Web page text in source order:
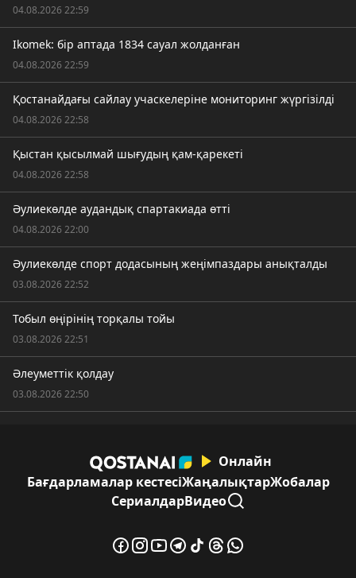
04.08.2026 22:59
Ikomek: бір аптада 1834 сауал жолданған
04.08.2026 22:59
Қостанайдағы сайлау учаскелеріне мониторинг жүргізілді
04.08.2026 22:58
Қыстан қысылмай шығудың қам-қарекеті
04.08.2026 22:58
Әулиекөлде аудандық спартакиада өтті
04.08.2026 22:00
Әулиекөлде спорт додасының жеңімпаздары анықталды
03.08.2026 22:52
Тобыл өңірінің торқалы тойы
03.08.2026 22:51
Әлеуметтік қолдау
03.08.2026 22:50
Онлайн
Бағдарламалар кестесіЖаңалықтарЖобалар
СериалдарВидео